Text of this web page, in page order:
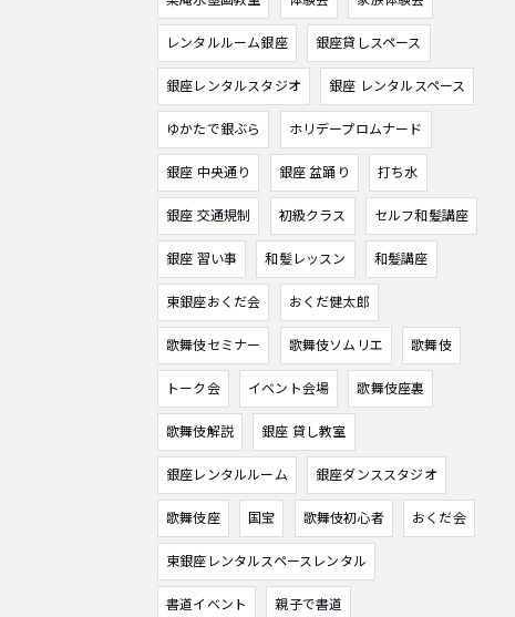
レンタルルーム銀座 銀座貸しスペース
銀座レンタルスタジオ 銀座 レンタルスペース
ゆかたで銀ぶら ホリデープロムナード
銀座 中央通り 銀座 盆踊り 打ち水
銀座 交通規制 初級クラス セルフ和髪講座
銀座 習い事 和髪レッスン 和髪講座
東銀座おくだ会 おくだ健太郎
歌舞伎セミナー 歌舞伎ソムリエ 歌舞伎
トーク会 イベント会場 歌舞伎座裏
歌舞伎解説 銀座 貸し教室
銀座レンタルルーム 銀座ダンススタジオ
歌舞伎座 国宝 歌舞伎初心者 おくだ会
東銀座レンタルスペースレンタル
書道イベント 親子で書道